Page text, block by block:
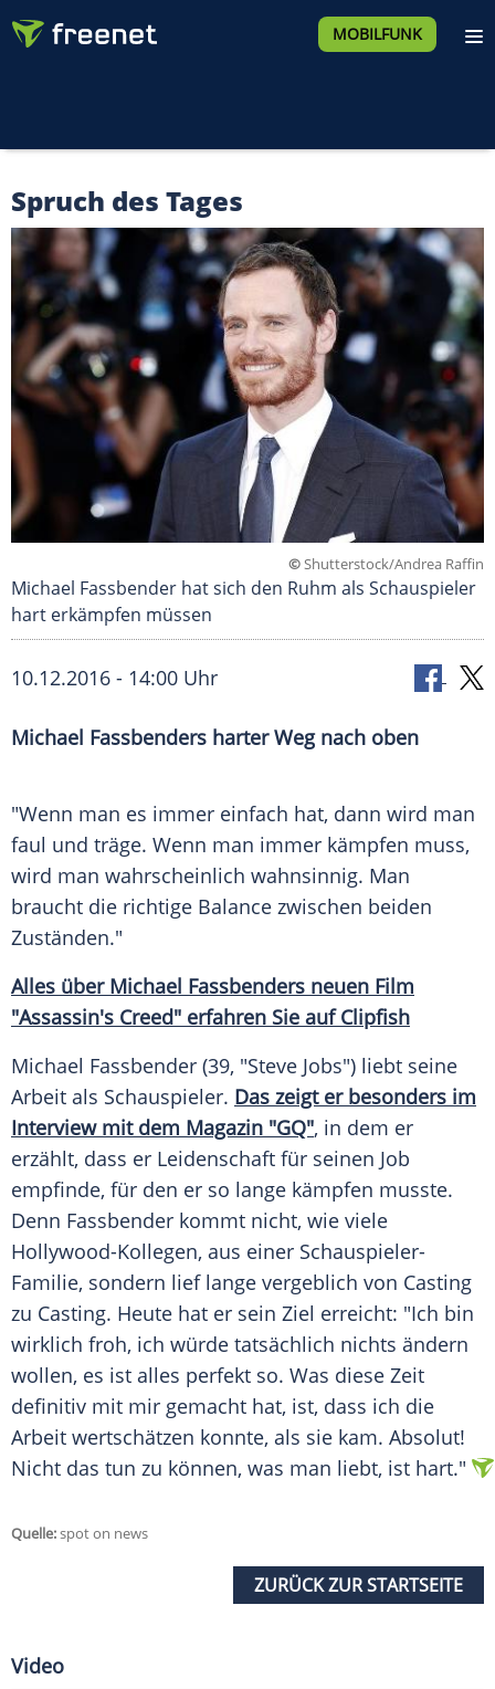
MOBILFUNK
Spruch des Tages
©Shutterstock/Andrea Raffin
Michael Fassbender hat sich den Ruhm als Schauspieler
hart erkämpfen müssen
10.12.2016 - 14:00 Uhr
Michael Fassbenders harter Weg nach oben
"Wenn man es immer einfach hat, dann wird man
faul und träge. Wenn man immer kämpfen muss,
wird man wahrscheinlich wahnsinnig. Man
braucht die richtige Balance zwischen beiden
Zuständen."
Alles über Michael Fassbenders neuen Film
"Assassin's Creed" erfahren Sie auf Clipfish
Michael Fassbender (39, "Steve Jobs") liebt seine
Arbeit als Schauspieler. Das zeigt er besonders im
Interview mit dem Magazin "GQ", in dem er
erzählt, dass er Leidenschaft für seinen Job
empfinde, für den er so lange kämpfen musste.
Denn Fassbender kommt nicht, wie viele
Hollywood-Kollegen, aus einer Schauspieler-
Familie, sondern lief lange vergeblich von Casting
zu Casting. Heute hat er sein Ziel erreicht: "Ich bin
wirklich froh, ich würde tatsächlich nichts ändern
wollen, es ist alles perfekt so. Was diese Zeit
definitiv mit mir gemacht hat, ist, dass ich die
Arbeit wertschätzen konnte, als sie kam. Absolut!
Nicht das tun zu können, was man liebt, ist hart."
Quelle:spot on news
ZURÜCK ZUR STARTSEITE
Video